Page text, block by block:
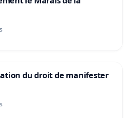
du droit de manifester